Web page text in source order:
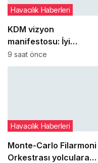
KDM vizyon
manifestosu: İyi
yönetimi kişilere bağlı
olmaktan çıkarıp
Havacılık Haberleri
9 saat önce
Monte-Carlo Filarmoni
Orkestrası yolculara
Havacılık Haberleri